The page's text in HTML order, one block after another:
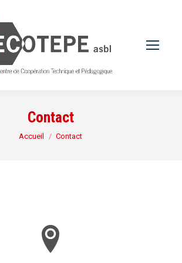
Contact
Vous êtes ici :
Accueil Contact